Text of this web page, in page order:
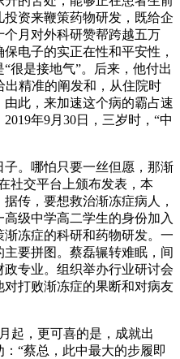
资来鞭策药物研发，既给企
月对外科研赞帮跨越五万
电子的实正在性和平安性，
很是接地气”。后来，他付出
精准的阐发和，从住院时
此，来加速这个病的霸占速
年9月30日，三岁时，“中
。哪怕只要一丝但愿，那渐
社交平台上颁布发表，本
传，要想救治渐冻症病人，
级中学高二学生的身份加入
冻症的科研和药物研发。一
要拼图。蔡磊辗转难眠，间
专业。组织举办行业研讨会
打败渐冻症的果断和对病友
，更可喜的是，成就出
“蔡总，此中最大的步履即